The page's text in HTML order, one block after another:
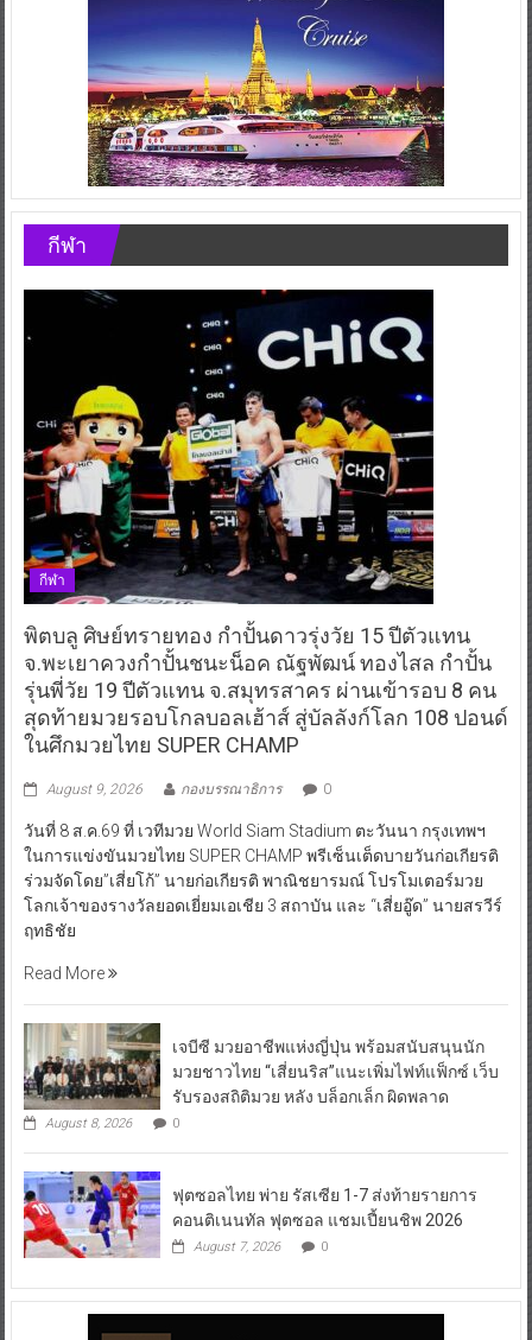
กีฬา
กีฬา
พิตบลู ศิษย์ทรายทอง กำปั้นดาวรุ่งวัย 15 ปีตัวแทน
จ.พะเยาควงกำปั้นชนะน็อค ณัฐพัฒน์ ทองไสล กำปั้น
รุ่นพี่วัย 19 ปีตัวแทน จ.สมุทรสาคร ผ่านเข้ารอบ 8 คน
สุดท้ายมวยรอบโกลบอลเฮ้าส์ สู่บัลลังก์โลก 108 ปอนด์
ในศึกมวยไทย SUPER CHAMP
August 9, 2026 กองบรรณาธิการ 0
วันที่ 8 ส.ค.69 ที่ เวทีมวย World Siam Stadium ตะวันนา กรุงเทพฯ
ในการแข่งขันมวยไทย SUPER CHAMP พรีเซ็นเต็ดบายวันก่อเกียรติ
ร่วมจัดโดย”เสี่ยโก้” นายก่อเกียรติ พาณิชยารมณ์ โปรโมเตอร์มวย
โลกเจ้าของรางวัลยอดเยี่ยมเอเชีย 3 สถาบัน และ “เสี่ยอู๊ด” นายสรวีร์
ฤทธิชัย
Read More
เจบีซี มวยอาชีพแห่งญี่ปุ่น พร้อมสนับสนุนนัก
มวยชาวไทย “เสี่ยนริส”แนะเพิ่มไฟท์แฟ็กซ์ เว็บ
รับรองสถิติมวย หลัง บล็อกเล็ก ผิดพลาด
August 8, 2026 0
ฟุตซอลไทย พ่าย รัสเซีย 1-7 ส่งท้ายรายการ
คอนติเนนทัล ฟุตซอล แชมเปี้ยนชิพ 2026
August 7, 2026 0